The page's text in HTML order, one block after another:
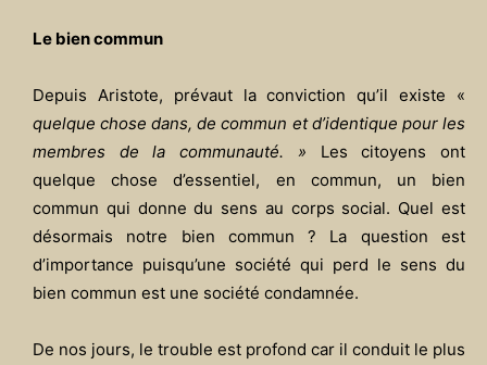
Le bien commun
Depuis Aristote, prévaut la conviction qu’il existe «
quelque chose dans, de commun et d’identique pour les
membres de la communauté. » Les citoyens ont
quelque chose d’essentiel, en commun, un bien
commun qui donne du sens au corps social. Quel est
désormais notre bien commun ? La question est
d’importance puisqu’une société qui perd le sens du
bien commun est une société condamnée.
De nos jours, le trouble est profond car il conduit le plus